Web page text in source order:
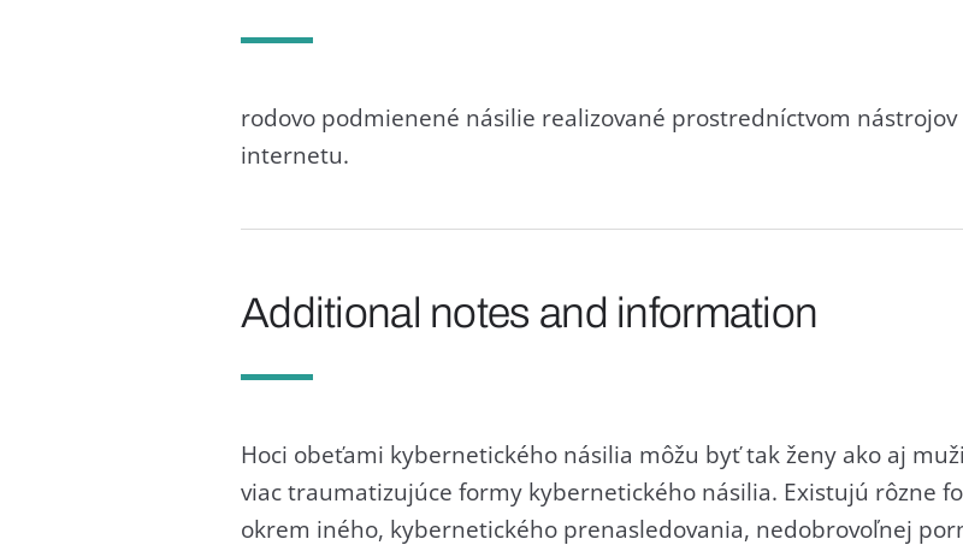
rodovo podmienené násilie realizované prostredníctvom
internetu.
Additional notes and information
Hoci obeťami kybernetického násilia môžu byť tak ženy ako aj
viac traumatizujúce formy kybernetického násilia. Existujú rôzne
okrem iného, kybernetického prenasledovania, nedobrovoľnej